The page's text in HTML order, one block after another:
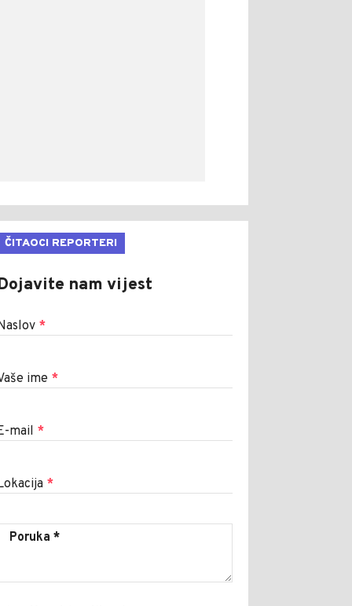
ČITAOCI REPORTERI
nam vijest
*
ime *
mail *
*